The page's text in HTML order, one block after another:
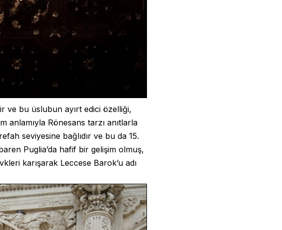
ve bu üslubun ayırt edici özelliği,
anlamıyla Rönesans tarzı anıtlarla
seviyesine bağlıdır ve bu da 15.
Puglia’da hafif bir gelişim olmuş,
karışarak Leccese Barok’u adı